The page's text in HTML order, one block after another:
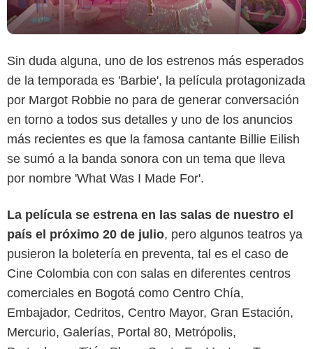
Sin duda alguna, uno de los estrenos más esperados
de la temporada es 'Barbie', la película protagonizada
por Margot Robbie no para de generar conversación
en torno a todos sus detalles y uno de los anuncios
más recientes es que la famosa cantante Billie Eilish
se sumó a la banda sonora con un tema que lleva
por nombre 'What Was I Made For'.
La película se estrena en las salas de nuestro el
país el próximo 20 de julio, pero algunos teatros ya
pusieron la boletería en preventa, tal es el caso de
Cine Colombia con con salas en diferentes centros
comerciales en Bogotá como Centro Chía,
Embajador, Cedritos, Centro Mayor, Gran Estación,
Mercurio, Galerías, Portal 80, Metrópolis,